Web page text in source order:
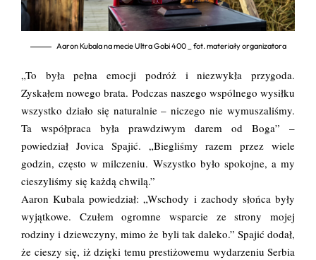
Aaron Kubala na mecie Ultra Gobi 400 _ fot. materiały organizatora
„To była pełna emocji podróż i niezwykła przygoda.
Zyskałem nowego brata. Podczas naszego wspólnego wysiłku
wszystko działo się naturalnie – niczego nie wymuszaliśmy.
Ta współpraca była prawdziwym darem od Boga” –
powiedział Jovica Spajić. „Biegliśmy razem przez wiele
godzin, często w milczeniu. Wszystko było spokojne, a my
cieszyliśmy się każdą chwilą.”
Aaron Kubala powiedział: „Wschody i zachody słońca były
wyjątkowe. Czułem ogromne wsparcie ze strony mojej
rodziny i dziewczyny, mimo że byli tak daleko.” Spajić dodał,
że cieszy się, iż dzięki temu prestiżowemu wydarzeniu Serbia